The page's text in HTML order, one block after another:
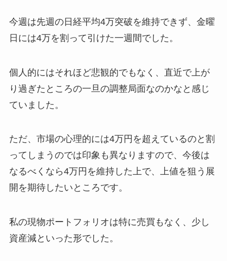
今週は先週の日経平均4万突破を維持できず、金曜
日には4万を割って引けた一週間でした。
個人的にはそれほど悲観的でもなく、直近で上が
り過ぎたところの一旦の調整局面なのかなと感じ
ていました。
ただ、市場の心理的には4万円を超えているのと割
ってしまうのでは印象も異なりますので、今後は
なるべくなら4万円を維持した上で、上値を狙う展
開を期待したいところです。
私の現物ポートフォリオは特に売買もなく、少し
資産減といった形でした。